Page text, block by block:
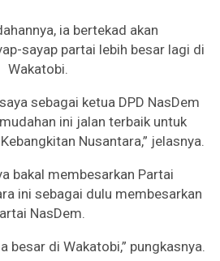
ia bertekad akan
sayap partai lebih besar lagi di
Wakatobi.
sebagai ketua DPD NasDem
ini jalan terbaik untuk
Nusantara,” jelasnya.
bakal membesarkan Partai
ini sebagai dulu membesarkan
NasDem.
besar di Wakatobi,” pungkasnya.